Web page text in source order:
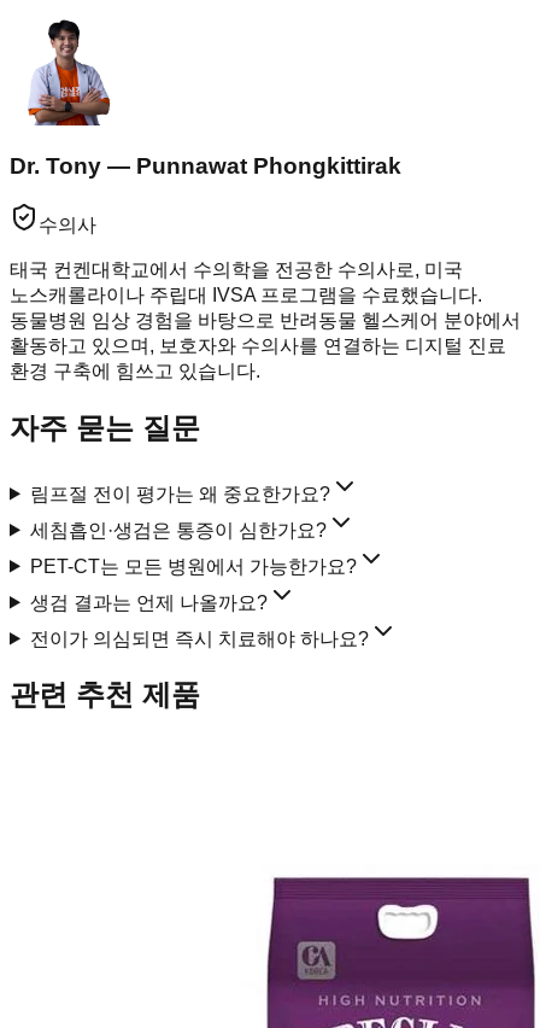
Dr. Tony — Punnawat Phongkittirak
수의사
태국 컨켄대학교에서 수의학을 전공한 수의사로, 미국
노스캐롤라이나 주립대 IVSA 프로그램을 수료했습니다.
동물병원 임상 경험을 바탕으로 반려동물 헬스케어 분야에서
활동하고 있으며, 보호자와 수의사를 연결하는 디지털 진료
환경 구축에 힘쓰고 있습니다.
자주 묻는 질문
림프절 전이 평가는 왜 중요한가요?
세침흡인·생검은 통증이 심한가요?
PET-CT는 모든 병원에서 가능한가요?
생검 결과는 언제 나올까요?
전이가 의심되면 즉시 치료해야 하나요?
관련 추천 제품